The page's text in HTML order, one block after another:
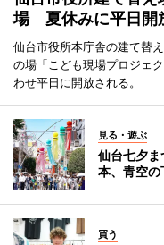
場 夏休みに平日開
仙台市役所本庁舎の建て替
の場「こども現場プロジェ
わせ平日に開放される。
見る・遊ぶ
仙台七夕
本、青空
買う